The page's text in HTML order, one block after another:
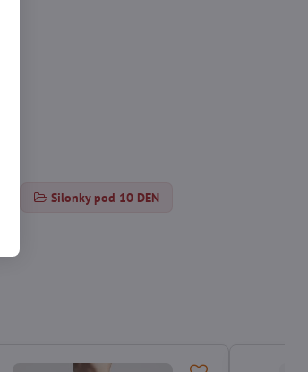
Silonky pod 10 DEN